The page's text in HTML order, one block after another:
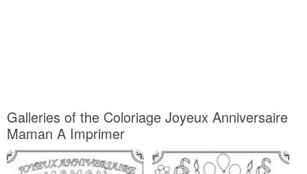
Galleries of the Coloriage Joyeux Anniversaire
Maman A Imprimer